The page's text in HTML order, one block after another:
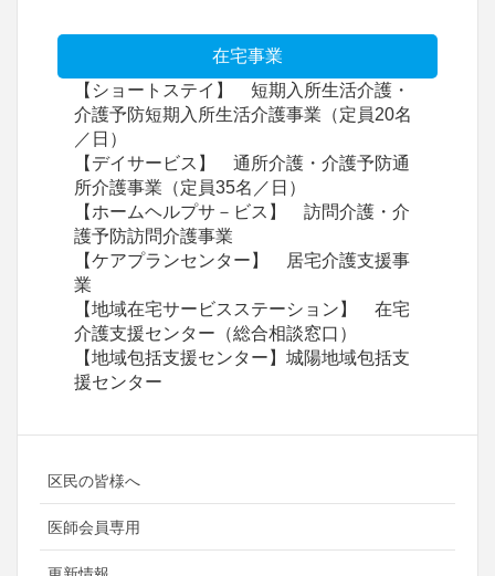
在宅事業
【ショートステイ】 短期入所生活介護・
介護予防短期入所生活介護事業（定員20名
／日）
【デイサービス】 通所介護・介護予防通
所介護事業（定員35名／日）
【ホームヘルプサ－ビス】 訪問介護・介
護予防訪問介護事業
【ケアプランセンター】 居宅介護支援事
業
【地域在宅サービスステーション】 在宅
介護支援センター（総合相談窓口）
【地域包括支援センター】城陽地域包括支
援センター
区民の皆様へ
医師会員専用